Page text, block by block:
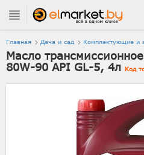
Главная Дача и сад Комплектующие и
Масло
80W-90 API GL-5, 4л Код